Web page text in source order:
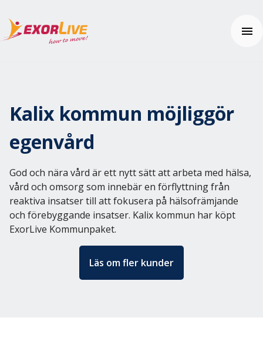
Regioner
Gym & Idrott
Tilläggsprodukter och säkerhet
Resurser
Nyheter
Tema: Effektiv klinikvardag
Tema: Digital distansmonitorering
Tema: Enhetlig vårdupplevelse
Tema: Välfärdsteknik
Artiklar och övningar
Integrationer
Effektkalkylatorn
ExorLive Research
Användarhjälp
Kom igång
Vanliga frågor (FAQ)
Hjälpcenter
Kontakta oss
Pris
Kalix kommun möjliggör
egenvård
God och nära vård är ett nytt sätt att arbeta med hälsa,
vård och omsorg som innebär en förflyttning från
reaktiva insatser till att fokusera på hälsofrämjande
och förebyggande insatser. Kalix kommun har köpt
ExorLive Kommunpaket.
Läs om fler kunder